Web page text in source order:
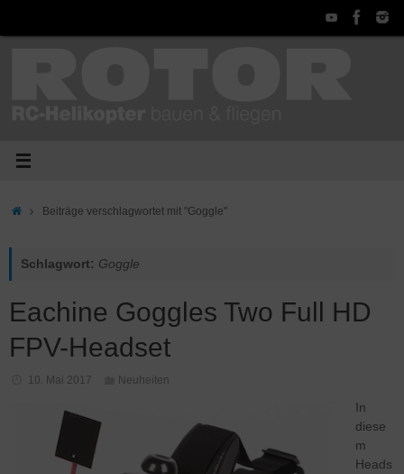
StartBeiträge verschlagwortet mit "Goggle"
Schlagwort: Goggle
Eachine Goggles Two Full HD
FPV-Headset
10. Mai 2017 Neuheiten
In
diese
m
Heads